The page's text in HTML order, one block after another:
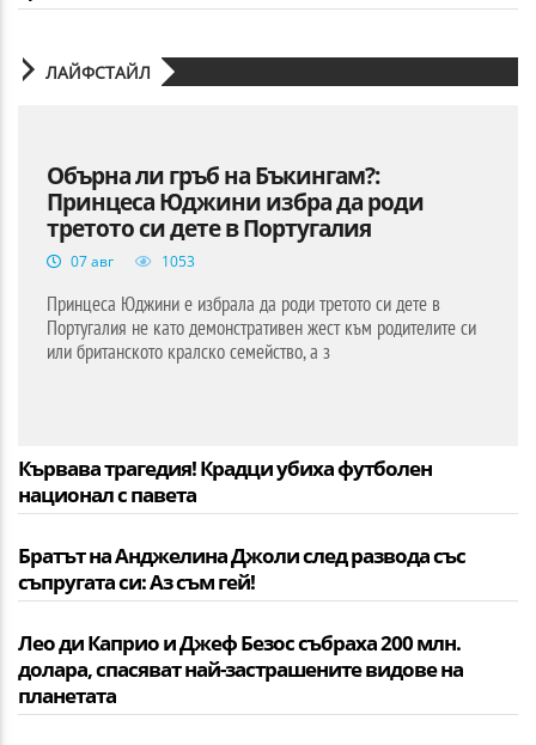
ЛАЙФСТАЙЛ
Обърна ли гръб на Бъкингам?:
Принцеса Юджини избра да роди
третото си дете в Португалия
07 авг 1053
Принцеса Юджини е избрала да роди третото си дете в
Португалия не като демонстративен жест към родителите си
или британското кралско семейство, а з
Кървава трагедия! Крадци убиха футболен
национал с павета
Братът на Анджелина Джоли след развода със
съпругата си: Аз съм гей!
Лео ди Каприо и Джеф Безос събраха 200 млн.
долара, спасяват най-застрашените видове на
планетата